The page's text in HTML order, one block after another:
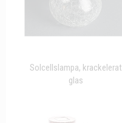
Solcellslampa, krackelerat
glas